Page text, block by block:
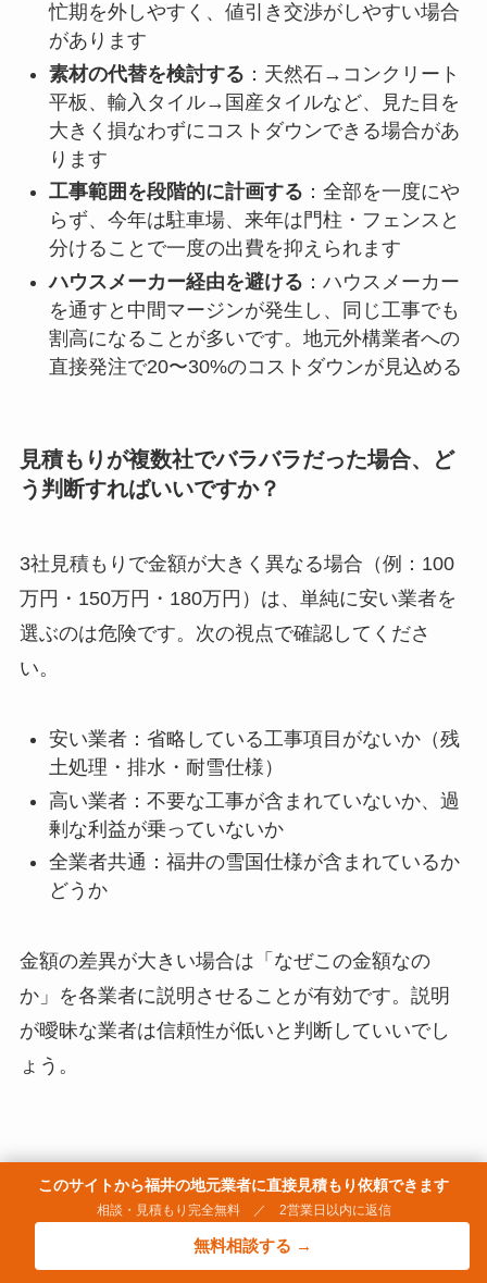
忙期を外しやすく、値引き交渉がしやすい場合
があります
素材の代替を検討する ：天然石→コンクリート
平板、輸入タイル→国産タイルなど、見た目を
大きく損なわずにコストダウンできる場合があ
ります
工事範囲を段階的に計画する ：全部を一度にや
らず、今年は駐車場、来年は門柱・フェンスと
分けることで一度の出費を抑えられます
ハウスメーカー経由を避ける ：ハウスメーカー
を通すと中間マージンが発生し、同じ工事でも
割高になることが多いです。地元外構業者への
直接発注で20〜30%のコストダウンが見込める
見積もりが複数社でバラバラだった場合、ど
う判断すればいいですか？
3社見積もりで金額が大きく異なる場合（例：100
万円・150万円・180万円）は、単純に安い業者を
選ぶのは危険です。次の視点で確認してくださ
い。
安い業者：省略している工事項目がないか（残
土処理・排水・耐雪仕様）
高い業者：不要な工事が含まれていないか、過
剰な利益が乗っていないか
全業者共通：福井の雪国仕様が含まれているか
どうか
金額の差異が大きい場合は「なぜこの金額なの
か」を各業者に説明させることが有効です。説明
が曖昧な業者は信頼性が低いと判断していいでし
ょう。
まとめ：予算オーバーは「事前の確認」で
防げる
このサイトから福井の地元業者に直接見積もり依頼できます
相談・見積もり完全無料 ／ 2営業日以内に返信
無料相談する →